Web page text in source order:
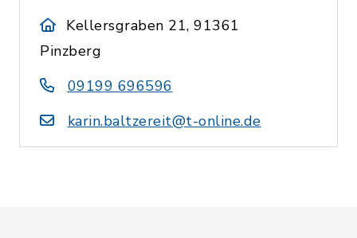
Kellersgraben 21, 91361
Pinzberg
09199 696596
karin.baltzereit@t-online.de